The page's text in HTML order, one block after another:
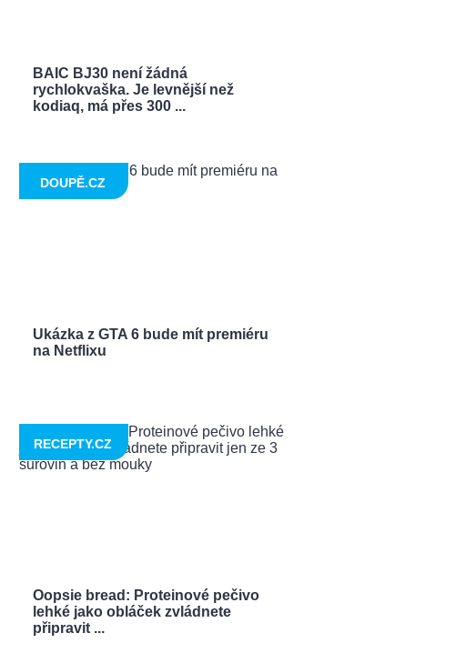
BAIC BJ30 není žádná
rychlokvaška. Je levnější než
kodiaq, má přes 300 ...
Ukázka z GTA 6 bude mít premiéru
na Netflixu
DOUPĚ.CZ
Oopsie bread: Proteinové pečivo
lehké jako obláček zvládnete
připravit ...
RECEPTY.CZ